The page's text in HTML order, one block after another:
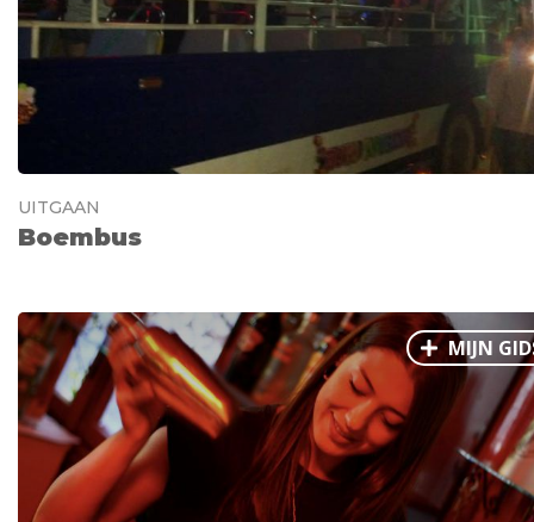
UITGAAN
Boembus
MIJN